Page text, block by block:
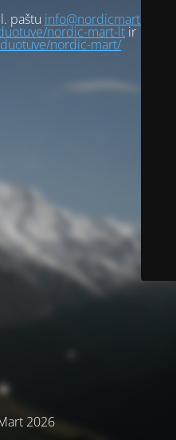
paštu info@nordicmart.com
nordic-mart-ltir
nordic-mart/
2026